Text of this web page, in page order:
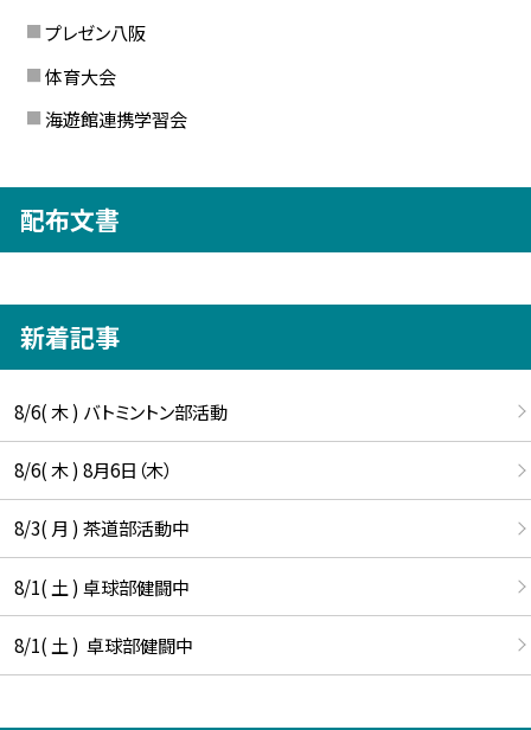
プレゼン八阪
体育大会
海遊館連携学習会
配布文書
新着記事
8/6( 木 ) バトミントン部活動
8/6( 木 ) 8月6日（木）
8/3( 月 ) 茶道部活動中
8/1( 土 ) 卓球部健闘中
8/1( 土 ) 卓球部健闘中